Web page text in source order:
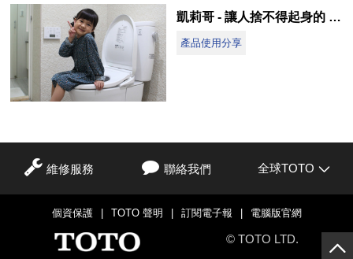
凱莉哥 - 讓人捨不得起身的 TOTO WASHLET
產品使用分享
維修服務 聯絡我們 全球TOTO
個資保護 TOTO 聲明 訂閱電子報 電腦版官網
© TOTO LTD.